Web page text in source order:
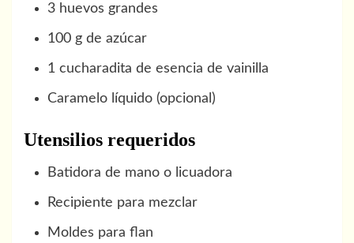
3 huevos grandes
100 g de azúcar
1 cucharadita de esencia de vainilla
Caramelo líquido (opcional)
Utensilios requeridos
Batidora de mano o licuadora
Recipiente para mezclar
Moldes para flan